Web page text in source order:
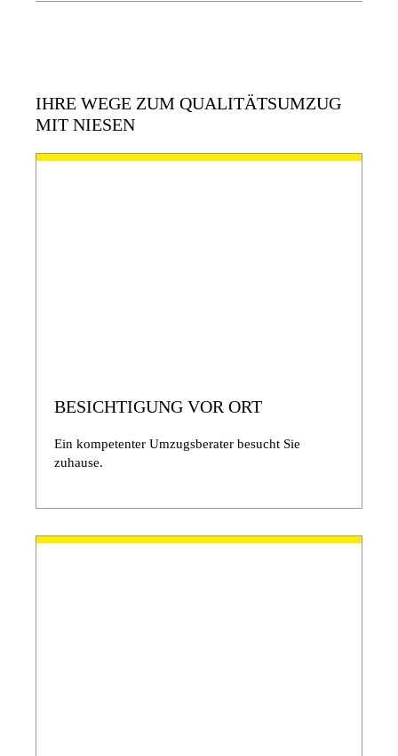
IHRE WEGE ZUM QUALITÄTSUMZUG
MIT NIESEN
BESICHTIGUNG VOR ORT
Ein kompetenter Umzugsberater besucht Sie
zuhause.